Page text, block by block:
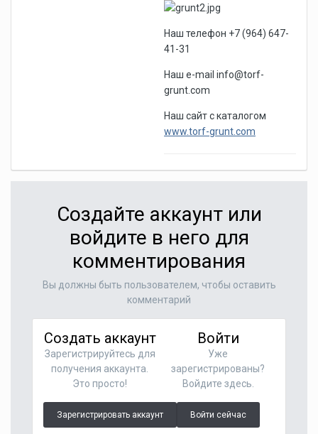
Наш телефон +7 (964) 647-
41-31
Наш e-mail info@torf-
grunt.com
Наш сайт с каталогом
www.torf-grunt.com
Создайте аккаунт или
войдите в него для
комментирования
Вы должны быть пользователем, чтобы оставить
комментарий
Создать аккаунт
Зарегистрируйтесь для
получения аккаунта.
Это просто!
Зарегистрировать аккаунт
Войти
Уже
зарегистрированы?
Войдите здесь.
Войти сейчас